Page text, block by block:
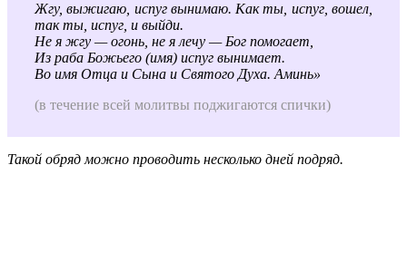
Жгу, выжигаю, испуг вынимаю. Как ты, испуг, вошел,
так ты, испуг, и выйди.
Не я жгу — огонь, не я лечу — Бог помогает,
Из раба Божьего (имя) испуг вынимает.
Во имя Отца и Сына и Святого Духа. Аминь»
(в течение всей молитвы поджигаются спички)
Такой обряд можно проводить несколько дней подряд.